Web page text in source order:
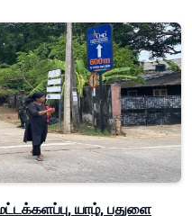
யாழ், பதுளை